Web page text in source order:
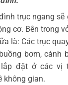
trục ngang sẽ
cơ. Bên trong
là: Các trục
bơm, cánh
đặt ở các vị
không gian.